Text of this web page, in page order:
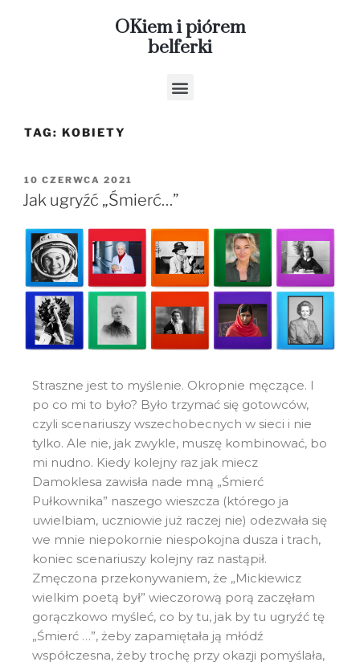
OKiem i piórem
belferki
TAG: KOBIETY
10 CZERWCA 2021
Jak ugryźć „Śmierć…”
Straszne jest to myślenie. Okropnie męczące. I
po co mi to było? Było trzymać się gotowców,
czyli scenariuszy wszechobecnych w sieci i nie
tylko. Ale nie, jak zwykle, muszę kombinować, bo
mi nudno. Kiedy kolejny raz jak miecz
Damoklesa zawisła nade mną „Śmierć
Pułkownika” naszego wieszcza (którego ja
uwielbiam, uczniowie już raczej nie) odezwała się
we mnie niepokornie niespokojna dusza i trach,
koniec scenariuszy kolejny raz nastąpił.
Zmęczona przekonywaniem, że „Mickiewicz
wielkim poetą był” wieczorową porą zaczęłam
gorączkowo myśleć, co by tu, jak by tu ugryźć tę
„Śmierć …”, żeby zapamiętała ją młódź
współczesna, żeby trochę przy okazji pomyślała,